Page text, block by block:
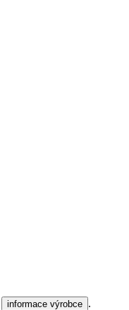
informace výrobce .